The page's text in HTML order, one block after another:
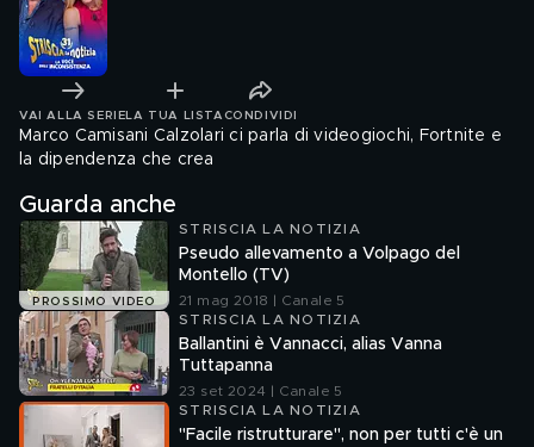
VAI ALLA SERIE LA TUA LISTA CONDIVIDI
Marco Camisani Calzolari ci parla di videogiochi, Fortnite e
la dipendenza che crea
Guarda anche
PROSSIMO VIDEO
STRISCIA LA NOTIZIA
Pseudo allevamento a Volpago del
Montello (TV)
21 mag 2018 | Canale 5
STRISCIA LA NOTIZIA
Ballantini è Vannacci, alias Vanna
Tuttapanna
23 set 2024 | Canale 5
STRISCIA LA NOTIZIA
"Facile ristrutturare", non per tutti c'è un